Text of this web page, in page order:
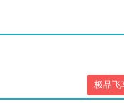
极品飞